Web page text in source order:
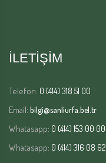
İLETİŞİM
Telefon: 0 (414) 318 51 00
Email: bilgi@sanliurfa.bel.tr
Whatasapp: 0 (414) 153 00 00
Whatasapp: 0 (414) 316 08 62